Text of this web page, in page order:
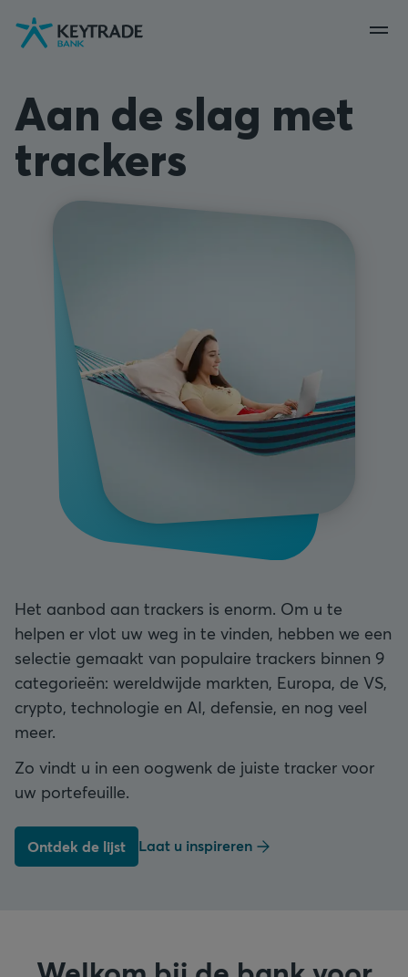
Naar
navigatie
Naar
aanmelden
Naar
inhoud
Aan de slag met
trackers
Het aanbod aan trackers is enorm. Om u te
helpen er vlot uw weg in te vinden, hebben we een
selectie gemaakt van populaire trackers binnen 9
categorieën: wereldwijde markten, Europa, de VS,
crypto, technologie en AI, defensie, en nog veel
meer.
Zo vindt u in een oogwenk de juiste tracker voor
uw portefeuille.
Ontdek de lijst Laat u inspireren